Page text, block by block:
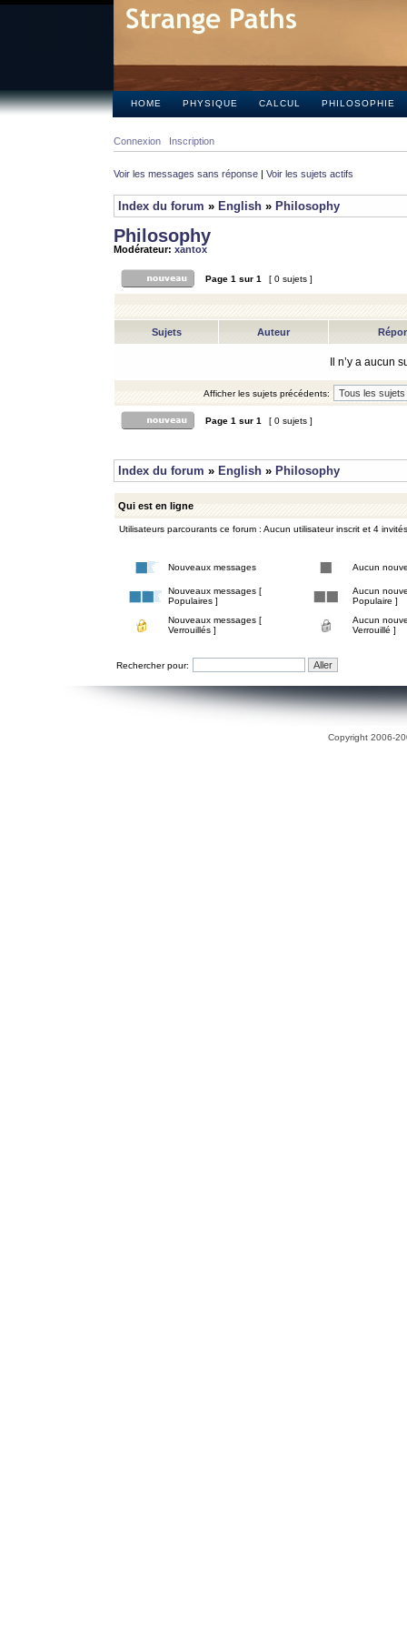
HOME PHYSIQUE CALCUL PHILOSOPHIE
Connexion Inscription
Voir les messages sans réponse | Voir les sujets actifs
Index du forum » English » Philosophy
Philosophy
Modérateur: xantox
Page 1 sur 1 [ 0 sujets ]
Sujets Auteur
Il n’y a aucun
Afficher les sujets précédents:
Page 1 sur 1 [ 0 sujets ]
Index du forum » English » Philosophy
Qui est en ligne
Utilisateurs parcourants ce forum : Aucun utilisateur inscrit et 4 invités
Nouveaux messages Aucun
Nouveaux messages [
Populaires ]
Aucun
Populaire ]
Nouveaux messages [
Verrouillés ]
Aucun
Verrouillé ]
Rechercher pour:
Copyright 2006-